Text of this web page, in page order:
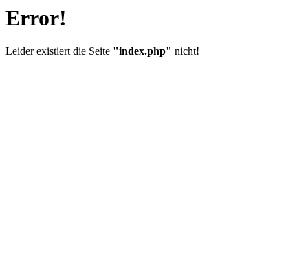
Error!
Leider existiert die Seite "index.php" nicht!